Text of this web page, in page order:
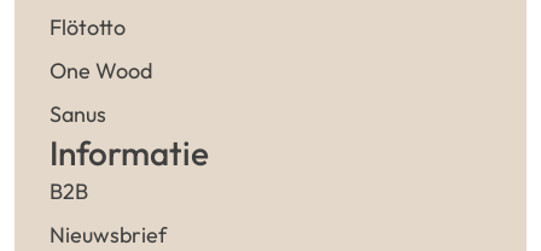
Flötotto
One Wood
Sanus
Informatie
B2B
Nieuwsbrief